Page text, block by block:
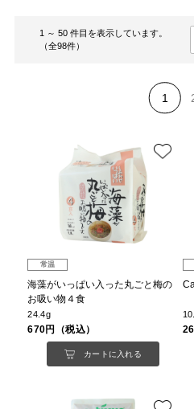
1 ～ 50 件目を表示しています。
（全98件）
1
常温
海藻がいっぱい入った丸ごと梅の
お吸い物４食
24.4g
670円（税込）
カートに入れる